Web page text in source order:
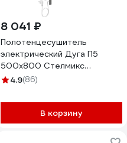
8 041 ₽
Полотенцесушитель
электрический Дуга П5
500x800 Стелмикс
4670078543059
4.9(86)
В корзину